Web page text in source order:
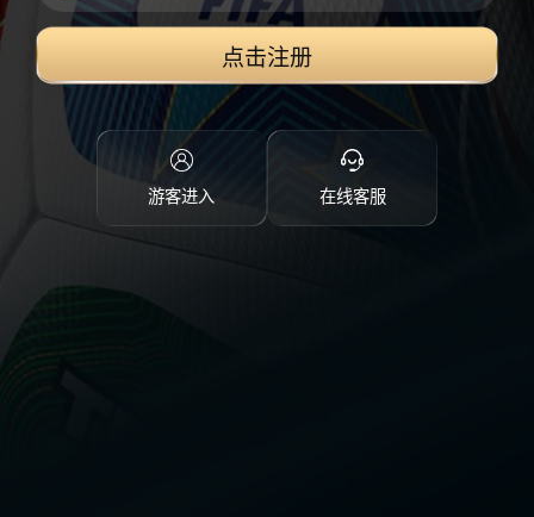
点击注册
游客进入 在线客服